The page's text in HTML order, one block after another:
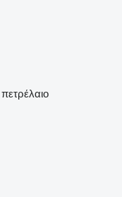
πετρέλαιο